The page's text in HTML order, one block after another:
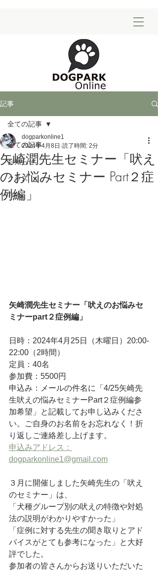
記事
全ての記事
お知らせ
クラス
TIPS
全ての記事
矢崎潤先生セミナー「吠え
のお悩みセミナー Part２症
例編」
dogparkonline1
2024年4月8日 読了時間: 2分
矢崎潤先生セミナー「吠えのお悩みセ
ミナーpart２症例編 」
日時：2024年4月25日（木曜日）20:00-
22:00（2時間）
定員：40名
参加費：5500円
申込み：メールの件名に「4/25矢崎先
生吠えの悩みセミナーPart２症例編参
加希望」と記載してお申し込みくださ
い。ご自身のお名前をお忘れなく！折
り返しご連絡差し上げます。
申込みアドレス：
dogparkonline1@gmail.com
３月に開催しました矢崎先生の「吠え
のセミナー」は、
「犬種グループ別の吠えの特徴や対処
法の説明がわかりやすかった」
「症例に対する先生の聞き取りとアド
バイスがとても参考になった」と大好
評でした。
参加者の皆さんからお送りいただいた